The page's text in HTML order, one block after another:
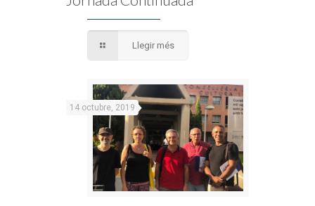
Llegir més
14 octubre, 2019